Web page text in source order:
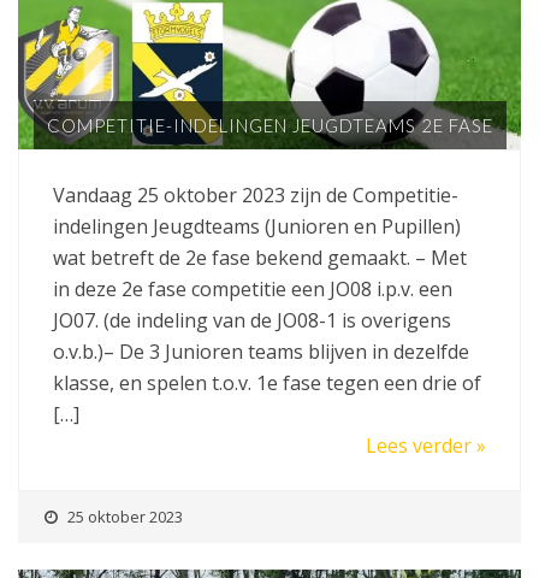
COMPETITIE-INDELINGEN JEUGDTEAMS 2E FASE
Vandaag 25 oktober 2023 zijn de Competitie-
indelingen Jeugdteams (Junioren en Pupillen)
wat betreft de 2e fase bekend gemaakt. – Met
in deze 2e fase competitie een JO08 i.p.v. een
JO07. (de indeling van de JO08-1 is overigens
o.v.b.)– De 3 Junioren teams blijven in dezelfde
klasse, en spelen t.o.v. 1e fase tegen een drie of
[…]
Lees verder »
25 oktober 2023